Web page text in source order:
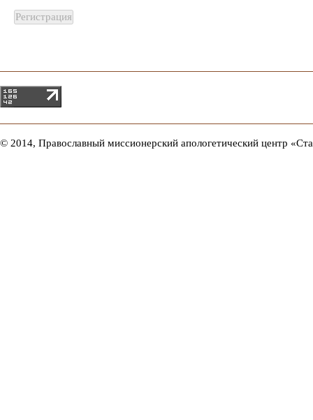
© 2014, Православный миссионерский апологетический центр